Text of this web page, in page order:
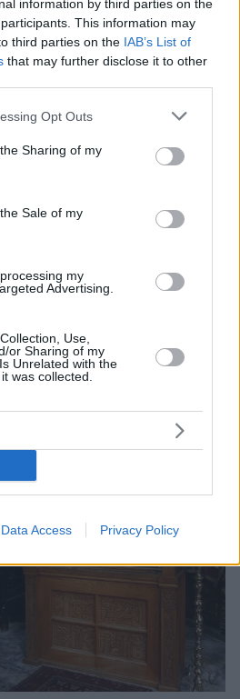
information by third parties on the
This information may
third parties on the IAB’s List of
that may further disclose it to other
app uses one or more Google
usage behaviour. You may click to
and its third-party tags to
purposes in below Google
Opt Outs
Sharing of my
Sale of my
my
Advertising.
Use,
or Sharing of my
Unrelated with the
was collected.
Data Access Privacy Policy
ιερόσυλος που έκλεψε τάματα
κοντά στη Μονή
να διαφύγει από το Άγιο
στα χέρια των αστυνομικών